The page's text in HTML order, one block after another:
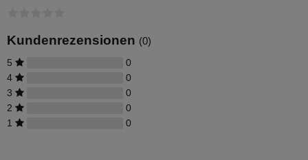
Rohr (DN25) und Klemmfittings, für den
Anschluss an die Tauchpumpe
Kundenrezensionen (0)
5
0
4
0
3
0
2
0
1
0